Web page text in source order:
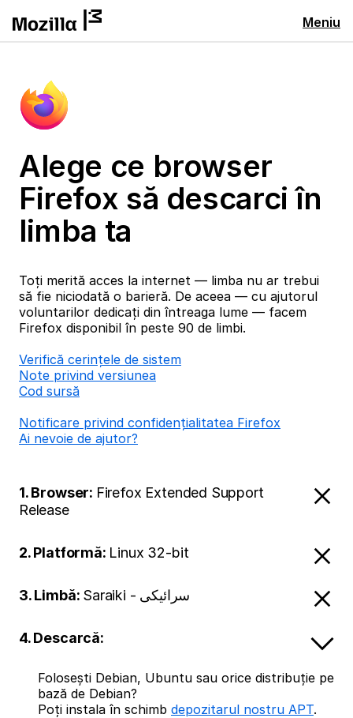
Meniu
Alege ce browser
Firefox să descarci în
limba ta
Toți merită acces la internet — limba nu ar trebui
să fie niciodată o barieră. De aceea — cu ajutorul
voluntarilor dedicați din întreaga lume — facem
Firefox disponibil în peste 90 de limbi.
Verifică cerințele de sistem
Note privind versiunea
Cod sursă
Notificare privind confidențialitatea Firefox
Ai nevoie de ajutor?
1. Browser: Firefox Extended Support
Release
2. Platformă: Linux 32-bit
3. Limbă: Saraiki - سرائیکی
4. Descarcă:
Folosești Debian, Ubuntu sau orice distribuție pe
bază de Debian?
Poți instala în schimb depozitarul nostru APT.